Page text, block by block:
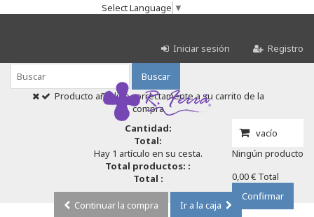
Select Language ▼
Iniciar sesión Registro
Buscar
vacío
Ningún producto
0,00 € Total
Confirmar
Producto añadido correctamente a su carrito de la
compra
Cantidad:
Total:
Hay 1 artículo en su cesta.
Total productos: :
Total :
Continuar la compra
Ir a la caja